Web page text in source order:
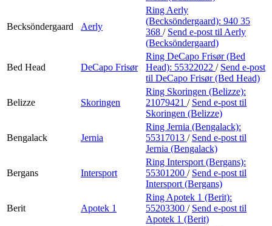
Becksöndergaard Aerly
Ring Aerly
(Becksöndergaard): 940 35
368 / Send e-post til Aerly
(Becksöndergaard)
Bed Head DeCapo Frisør
Ring DeCapo Frisør (Bed
Head): 55322022 / Send e-post
til DeCapo Frisør (Bed Head)
Belizze Skoringen
Ring Skoringen (Belizze):
21079421 / Send e-post til
Skoringen (Belizze)
Bengalack Jernia
Ring Jernia (Bengalack):
55317013 / Send e-post til
Jernia (Bengalack)
Bergans Intersport
Ring Intersport (Bergans):
55301200 / Send e-post til
Intersport (Bergans)
Berit Apotek 1
Ring Apotek 1 (Berit):
55203300 / Send e-post til
Apotek 1 (Berit)